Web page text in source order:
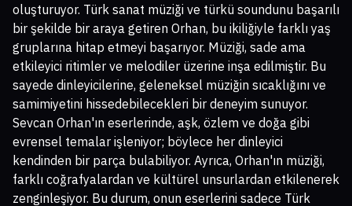
oluşturuyor. Türk sanat müziği ve türkü soundunu başarılı
bir şekilde bir araya getiren Orhan, bu ikiliğiyle farklı yaş
gruplarına hitap etmeyi başarıyor. Müziği, sade ama
etkileyici ritimler ve melodiler üzerine inşa edilmiştir. Bu
sayede dinleyicilerine, geleneksel müziğin sıcaklığını ve
samimiyetini hissedebilecekleri bir deneyim sunuyor.
Sevcan Orhan'ın eserlerinde, aşk, özlem ve doğa gibi
evrensel temalar işleniyor; böylece her dinleyici
kendinden bir parça bulabiliyor. Ayrıca, Orhan'ın müziği,
farklı coğrafyalardan ve kültürel unsurlardan etkilenerek
zenginleşiyor. Bu durum, onun eserlerini sadece Türk